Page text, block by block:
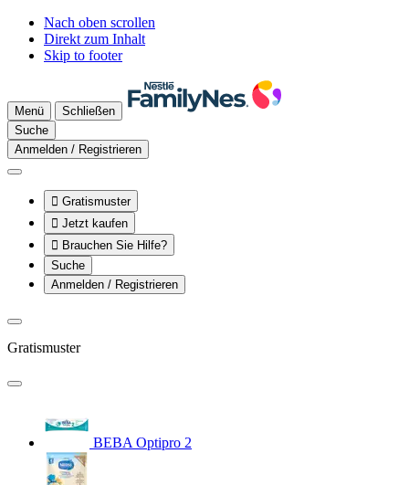
Nach oben scrollen
Direkt zum Inhalt
Skip to footer
Menü
Schließen
Suche
Anmelden / Registrieren
 Gratismuster
 Jetzt kaufen
 Brauchen Sie Hilfe?
Suche
Anmelden / Registrieren
Gratismuster
BEBA Optipro 2